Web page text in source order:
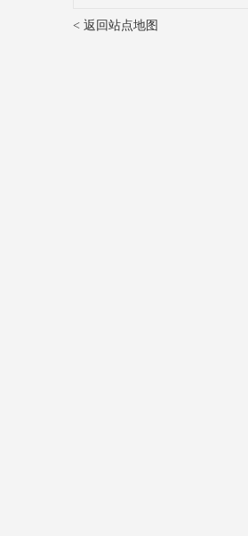
< 返回站点地图